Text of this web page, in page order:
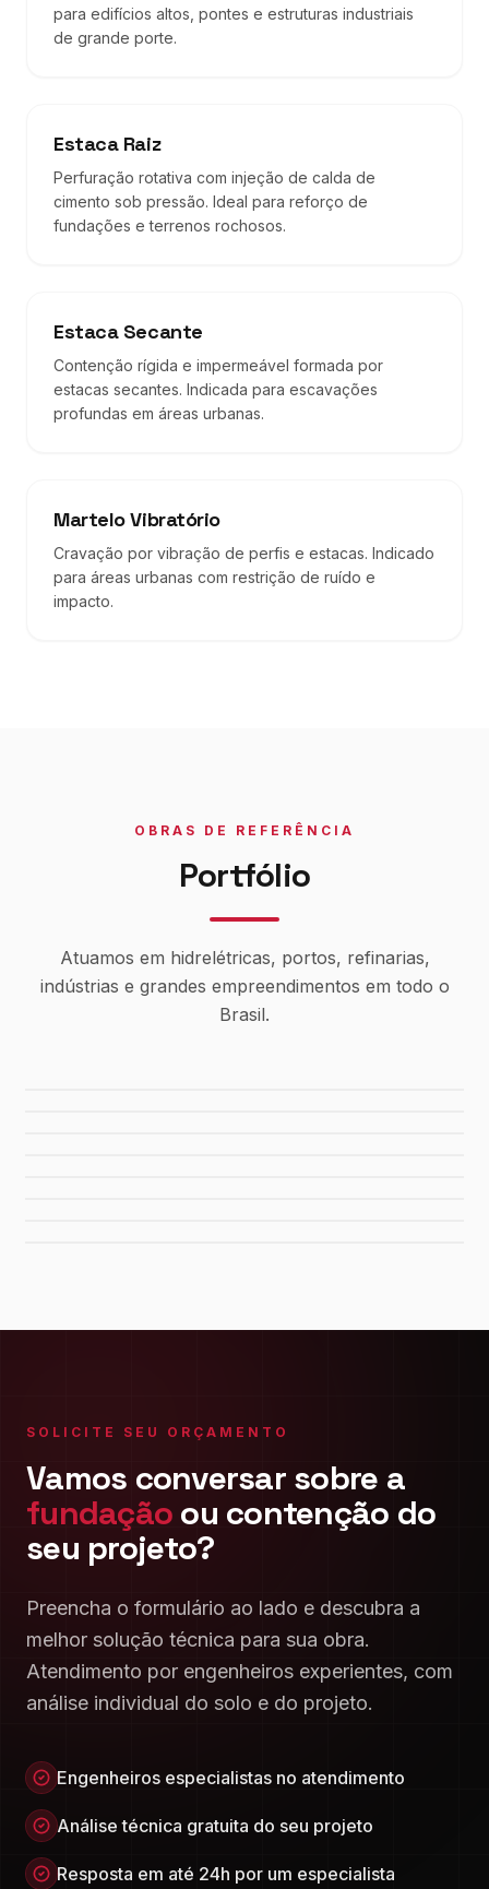
para edifícios altos, pontes e estruturas industriais
de grande porte.
Estaca Raiz
Perfuração rotativa com injeção de calda de
cimento sob pressão. Ideal para reforço de
fundações e terrenos rochosos.
Estaca Secante
Contenção rígida e impermeável formada por
estacas secantes. Indicada para escavações
profundas em áreas urbanas.
Martelo Vibratório
Cravação por vibração de perfis e estacas. Indicado
para áreas urbanas com restrição de ruído e
impacto.
OBRAS DE REFERÊNCIA
Portfólio
Atuamos em hidrelétricas, portos, refinarias,
indústrias e grandes empreendimentos em todo o
Brasil.
SOLICITE SEU ORÇAMENTO
Vamos conversar sobre a
fundação ou contenção do
seu projeto?
Preencha o formulário ao lado e descubra a
melhor solução técnica para sua obra.
Atendimento por engenheiros experientes, com
análise individual do solo e do projeto.
Engenheiros especialistas no atendimento
Análise técnica gratuita do seu projeto
Resposta em até 24h por um especialista